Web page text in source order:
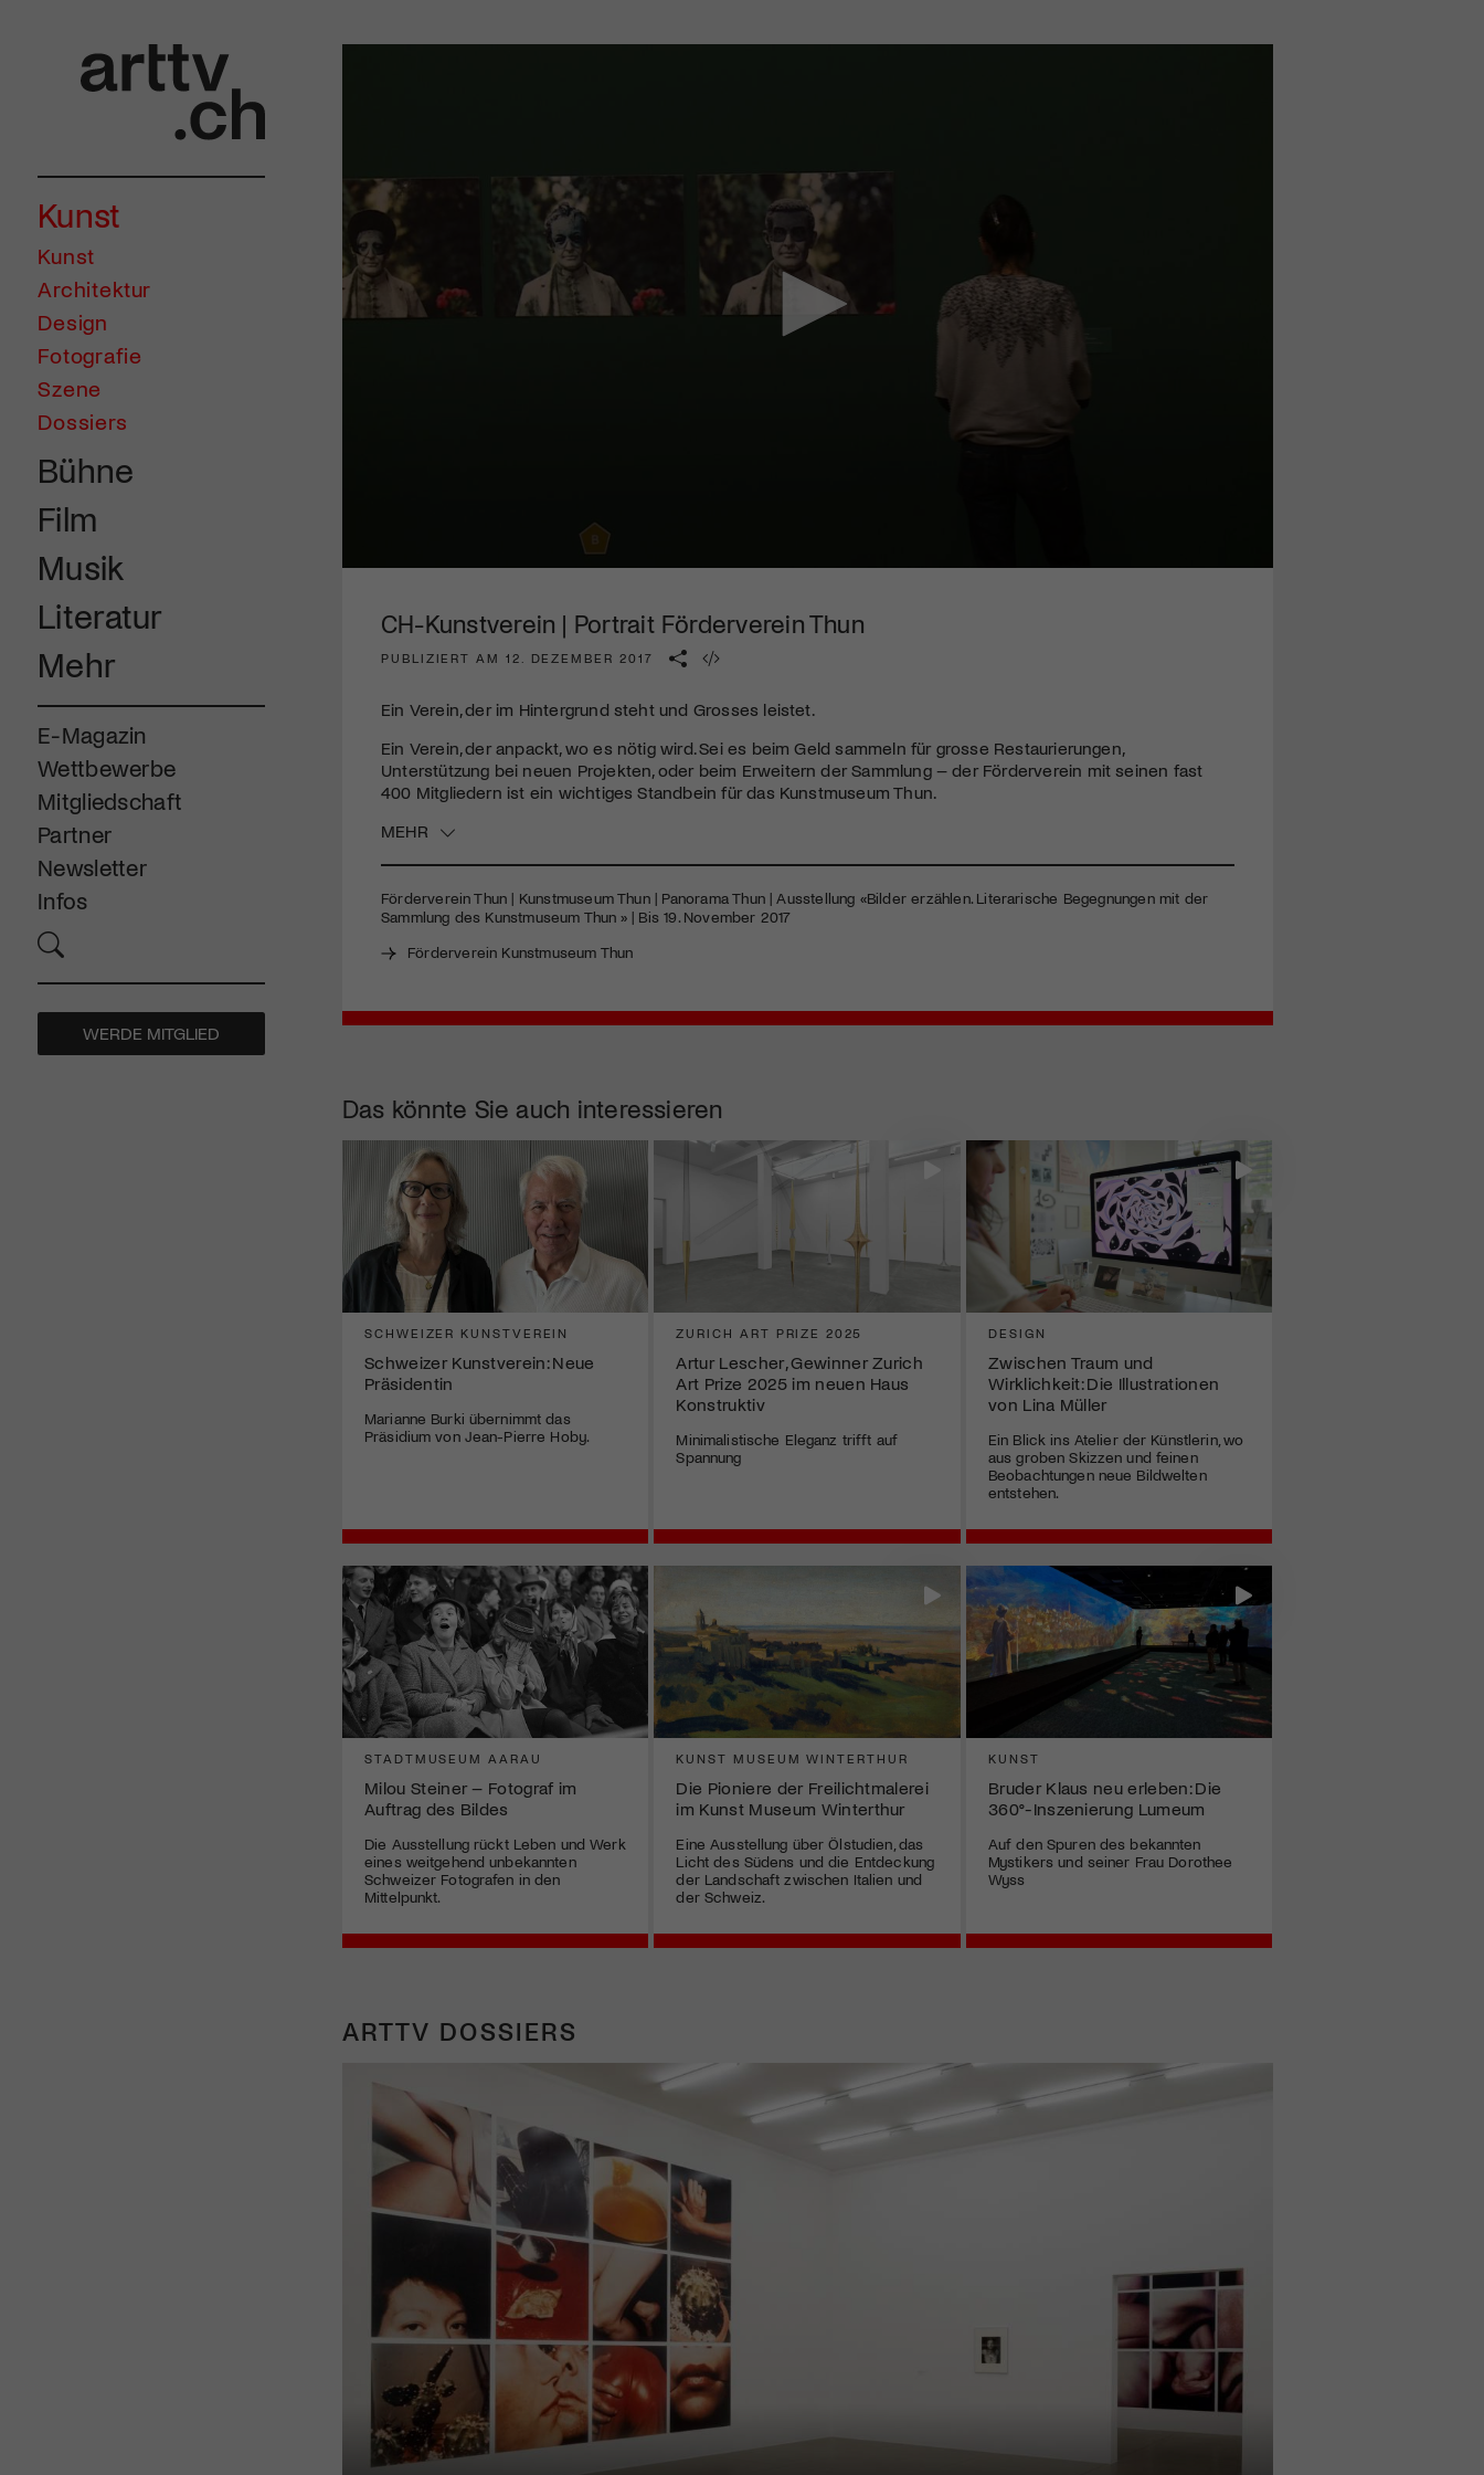
Kunst
Kunst
Architektur
Design
Fotografie
Szene
Dossiers
Bühne
Film
Musik
Literatur
Mehr
E-Magazin
Wettbewerbe
Mitgliedschaft
Partner
Newsletter
Infos
WERDE MITGLIED
CH-Kunstverein | Portrait Förderverein Thun
PUBLIZIERT AM 12. DEZEMBER 2017
Ein Verein, der im Hintergrund steht und Grosses leistet.
Ein Verein, der anpackt, wo es nötig wird. Sei es beim Geld sammeln für grosse Restaurierungen,
Unterstützung bei neuen Projekten, oder beim Erweitern der Sammlung – der Förderverein mit seinen fast
400 Mitgliedern ist ein wichtiges Standbein für das Kunstmuseum Thun.
MEHR
Förderverein Thun | Kunstmuseum Thun | Panorama Thun | Ausstellung «Bilder erzählen. Literarische Begegnungen mit der
Sammlung des Kunstmuseum Thun » | Bis 19. November 2017
Förderverein Kunstmuseum Thun
Das könnte Sie auch interessieren
SCHWEIZER KUNSTVEREIN
Schweizer Kunstverein: Neue
Präsidentin
Marianne Burki übernimmt das
Präsidium von Jean-Pierre Hoby.
ZURICH ART PRIZE 2025
Artur Lescher, Gewinner Zurich
Art Prize 2025 im neuen Haus
Konstruktiv
Minimalistische Eleganz trifft auf
Spannung
DESIGN
Zwischen Traum und
Wirklichkeit: Die Illustrationen
von Lina Müller
Ein Blick ins Atelier der Künstlerin, wo
aus groben Skizzen und feinen
Beobachtungen neue Bildwelten
entstehen.
STADTMUSEUM AARAU
Milou Steiner – Fotograf im
Auftrag des Bildes
Die Ausstellung rückt Leben und Werk
eines weitgehend unbekannten
Schweizer Fotografen in den
Mittelpunkt.
KUNST MUSEUM WINTERTHUR
Die Pioniere der Freilichtmalerei
im Kunst Museum Winterthur
Eine Ausstellung über Ölstudien, das
Licht des Südens und die Entdeckung
der Landschaft zwischen Italien und
der Schweiz.
KUNST
Bruder Klaus neu erleben: Die
360°-Inszenierung Lumeum
Auf den Spuren des bekannten
Mystikers und seiner Frau Dorothee
Wyss
ARTTV DOSSIERS
Mit deiner Mitgliedschaft erhältst du kostenlosen Zugang zu
diversen Kulturevents.
Jetzt Mitglied werden